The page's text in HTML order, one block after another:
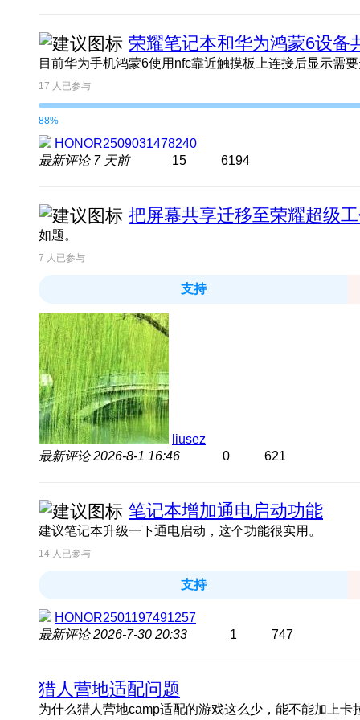
荣耀笔记本和华为鸿蒙6设备
17 人已参与
88%
HONOR2509031478240
最新评论 7 天前 15 6194
把屏幕共享迁移至荣耀超级
如题。
7 人已参与
支持
liusez
最新评论2026-8-1 16:46 0 621
笔记本增加通电启动功能
建议笔记本升级一下通电启动，这个功能很实用。
14 人已参与
支持
HONOR2501197491257
最新评论2026-7-30 20:33 1 747
猎人营地适配问题